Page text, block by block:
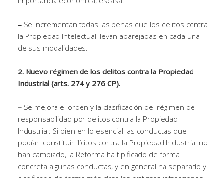
– Se incrementan todas las penas que los delitos contra
la Propiedad Intelectual llevan aparejadas en cada una
de sus modalidades.
2. Nuevo régimen de los delitos contra la Propiedad
Industrial (arts. 274 y 276 CP).
– Se mejora el orden y la clasificación del régimen de
responsabilidad por delitos contra la Propiedad
Industrial: Si bien en lo esencial las conductas que
podían constituir ilícitos contra la Propiedad Industrial no
han cambiado, la Reforma ha tipificado de forma
concreta algunas conductas, y en general ha separado y